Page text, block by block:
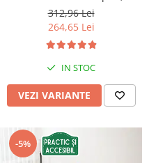
interconectabila, reglabila si
culisanta, inaltime ajustabila
pana la 88 cm, Diverse
dimensiuni
312,96 Lei
264,65 Lei
IN STOC
VEZI VARIANTE
-5%